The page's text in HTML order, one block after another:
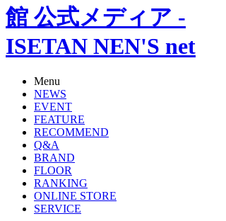
館 公式メディア -
ISETAN NEN'S net
Menu
NEWS
EVENT
FEATURE
RECOMMEND
Q&A
BRAND
FLOOR
RANKING
ONLINE STORE
SERVICE